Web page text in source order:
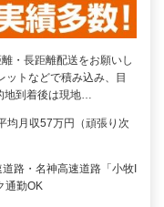
・長距離配送をお願いし
ットなどで積み込み、目
地到着後は現地…
月収57万円（頑張り次
路・名神高速道路「小牧I
通勤OK